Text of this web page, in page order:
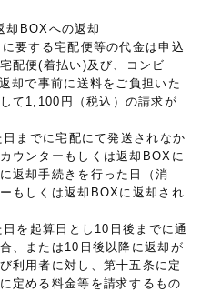
却BOXへの返却
要する宅配便等の代金は申込
配便(着払い)及び、コンビ
却で事前に送料をご負担いた
て1,100円（税込）の請求が
までに宅配にて発送されなか
ウンターもしくは返却BOXに
返却手続きを行った日（消
もしくは返却BOXに返却され
を起算日とし10日後までに通
、または10日後以降に返却が
利用者に対し、第十五条に定
定める料金等を請求するもの